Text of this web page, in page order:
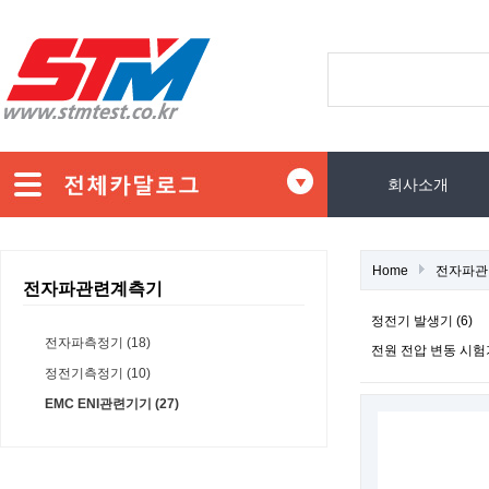
회사소개
전자파관련계측기
전자파측정기 (18)
정전기측정기 (10)
EMC ENI관련기기 (27)
Home 전자파
정전기 발생기 (6)
전원 전압 변동 시험